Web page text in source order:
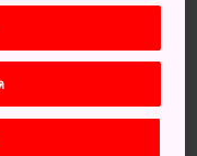
นงามตาที่ถูกสร้าง